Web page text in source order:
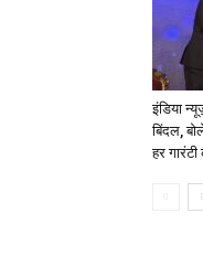
इंडिया
बिंदल,
हर गारंटी